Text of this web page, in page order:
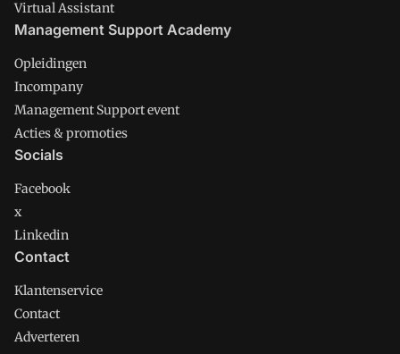
Virtual Assistant
Management Support Academy
Opleidingen
Incompany
Management Support event
Acties & promoties
Socials
Facebook
x
Linkedin
Contact
Klantenservice
Contact
Adverteren